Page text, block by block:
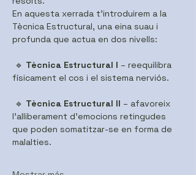
En aquesta xerrada t’introduirem a la
Tècnica Estructural, una eina suau i
profunda que actua en dos nivells:
🔹 Tècnica Estructural I – reequilibra
físicament el cos i el sistema nerviós.
🔹 Tècnica Estructural II – afavoreix
l’alliberament d’emocions retingudes
que poden somatitzar-se en forma de
malalties.